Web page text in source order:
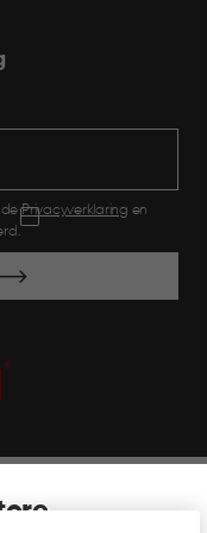
dePrivacyverklaring en